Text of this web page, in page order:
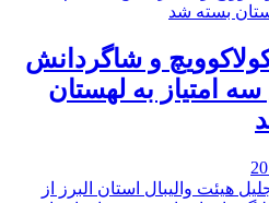
و شاگردانش
سه امتیاز به لهستان